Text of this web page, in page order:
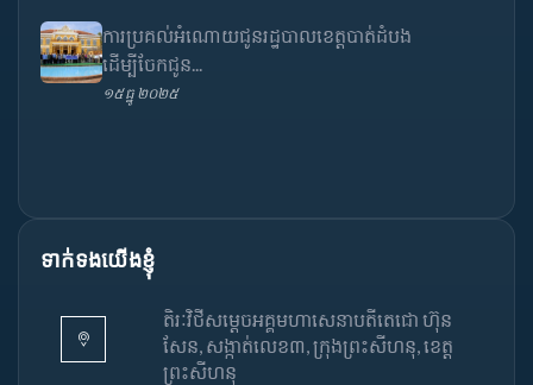
ការប្រគល់អំណោយជូនរដ្ឋបាលខេត្តបាត់ដំបង
ដើម្បីចែកជូន...
១៥ ធ្នូ ២០២៥
ទាក់ទងយើងខ្ញុំ
តិរៈវិថីសម្តេចអគ្គមហាសេនាបតីតេជោ ហ៊ុន
សែន, សង្កាត់លេខ៣, ក្រុងព្រះសីហនុ, ខេត្ត
ព្រះសីហនុ